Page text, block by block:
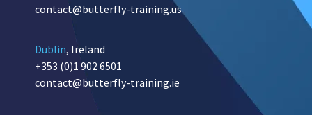
contact@butterfly-training.us
Dublin, Ireland
+353 (0)1 902 6501
contact@butterfly-training.ie